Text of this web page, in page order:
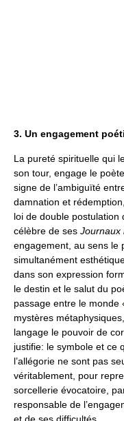
3. Un engagement
La pureté spirituelle qui
son tour, engage le
signe de l’ambiguïté
damnation et
loi de double postulation
célèbre de ses Journaux
engagement, au sens le
simultanément
dans son expression
le destin et le salut du
passage entre le monde
mystères
langage le pouvoir de
justifie: le symbole et ce
l’allégorie ne sont pas
véritablement, pour
sorcellerie évocatoire,
responsable de